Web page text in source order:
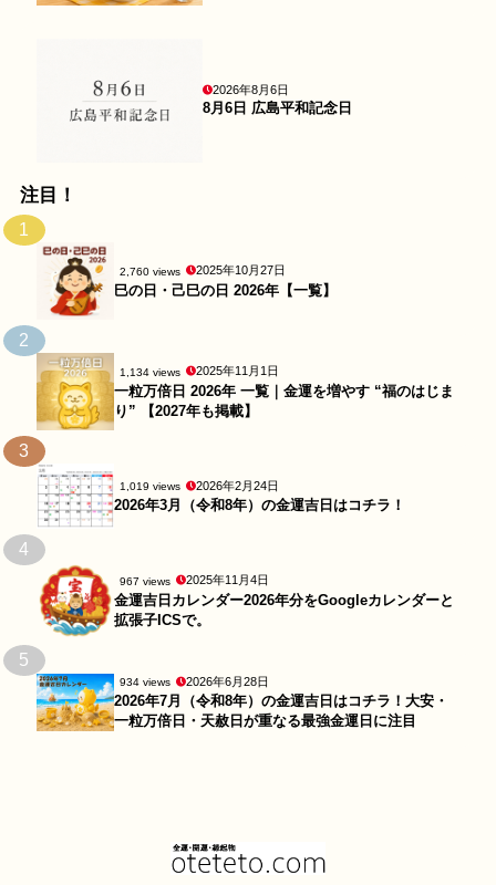
2026年8月6日
8月6日 広島平和記念日
注目！
1
2,760 views 2025年10月27日
巳の日・己巳の日 2026年【一覧】
2
1,134 views 2025年11月1日
一粒万倍日 2026年 一覧｜金運を増やす “福のはじま
り” 【2027年も掲載】
3
1,019 views 2026年2月24日
2026年3月（令和8年）の金運吉日はコチラ！
4
967 views 2025年11月4日
金運吉日カレンダー2026年分をGoogleカレンダーと
拡張子ICSで。
5
934 views 2026年6月28日
2026年7月（令和8年）の金運吉日はコチラ！大安・
一粒万倍日・天赦日が重なる最強金運日に注目